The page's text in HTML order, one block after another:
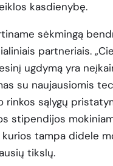
kasdienybę.
sėkmingą
partneriais.
ugdymą yra
su naujausiomis
rinkos sąlygų
stipendijos
kurios tampa didele
tikslų.